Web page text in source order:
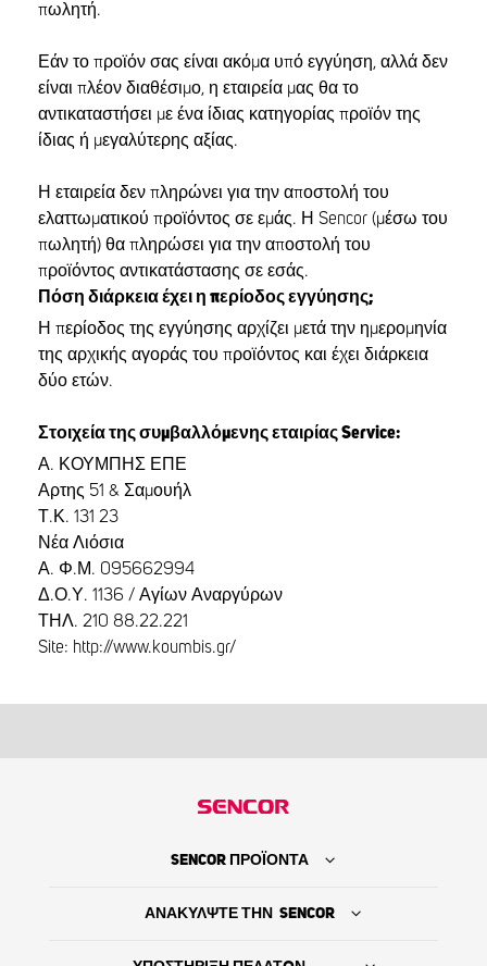
πωλητή.
Εάν το προϊόν σας είναι ακόμα υπό εγγύηση, αλλά δεν
είναι πλέον διαθέσιμο, η εταιρεία μας θα το
αντικαταστήσει με ένα ίδιας κατηγορίας προϊόν της
ίδιας ή μεγαλύτερης αξίας.
Η εταιρεία δεν πληρώνει για την αποστολή του
ελαττωματικού προϊόντος σε εμάς. Η Sencor (μέσω του
πωλητή) θα πληρώσει για την αποστολή του
προϊόντος αντικατάστασης σε εσάς.
Πόση διάρκεια έχει η περίοδος εγγύησης;
Η περίοδος της εγγύησης αρχίζει μετά την ημερομηνία
της αρχικής αγοράς του προϊόντος και έχει διάρκεια
δύο ετών.
Στοιχεία της συμβαλλόμενης εταιρίας Service:
Α. ΚΟΥΜΠΗΣ ΕΠΕ
Αρτης 51 & Σαμουήλ
Τ.Κ. 131 23
Νέα Λιόσια
Α. Φ.Μ. 095662994
Δ.Ο.Υ. 1136 / Αγίων Αναργύρων
ΤΗΛ. 210 88.22.221
Site: http://www.koumbis.gr/
SENCOR ΠΡΟΪΟΝΤΑ
ΑΝΑΚΥΛΨΤΕ ΤΗΝ SENCOR